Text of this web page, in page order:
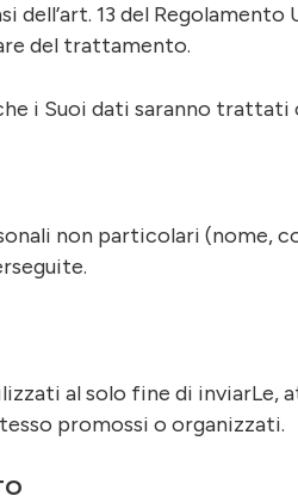
dell’art. 13 del
del trattamento.
i Suoi dati saranno
non particolari (nome,
al solo fine di inviarLe,
promossi o organizzati.